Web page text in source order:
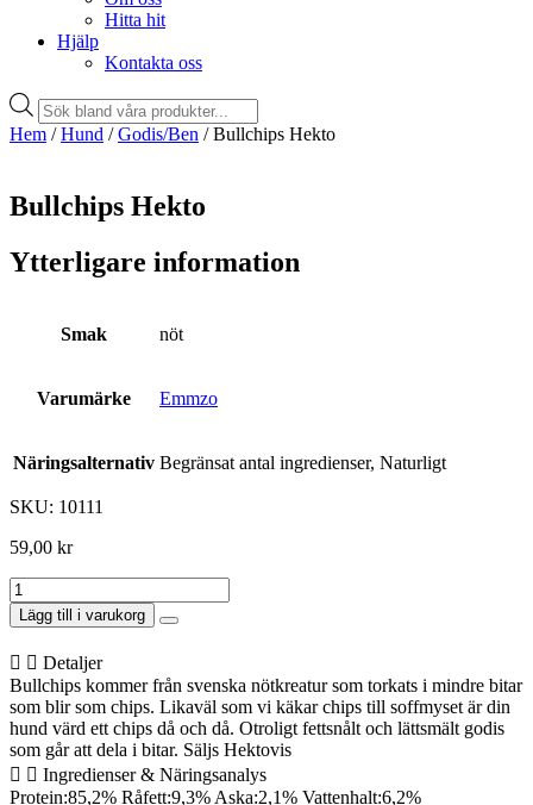
Hitta hit
Hjälp
Kontakta oss
Products
search
Hem /Hund /Godis/Ben / Bullchips Hekto
Bullchips Hekto
Ytterligare information
Smak nöt
Varumärke Emmzo
Näringsalternativ Begränsat antal ingredienser, Naturligt
SKU: 10111
59,00 kr
Bullchips
Hekto
mängd
Lägg till i varukorg
Detaljer
Bullchips kommer från svenska nötkreatur som torkats i mindre bitar
som blir som chips. Likaväl som vi käkar chips till soffmyset är din
hund värd ett chips då och då. Otroligt fettsnålt och lättsmält godis
som går att dela i bitar. Säljs Hektovis
Ingredienser & Näringsanalys
Protein:85,2% Råfett:9,3% Aska:2,1% Vattenhalt:6,2%